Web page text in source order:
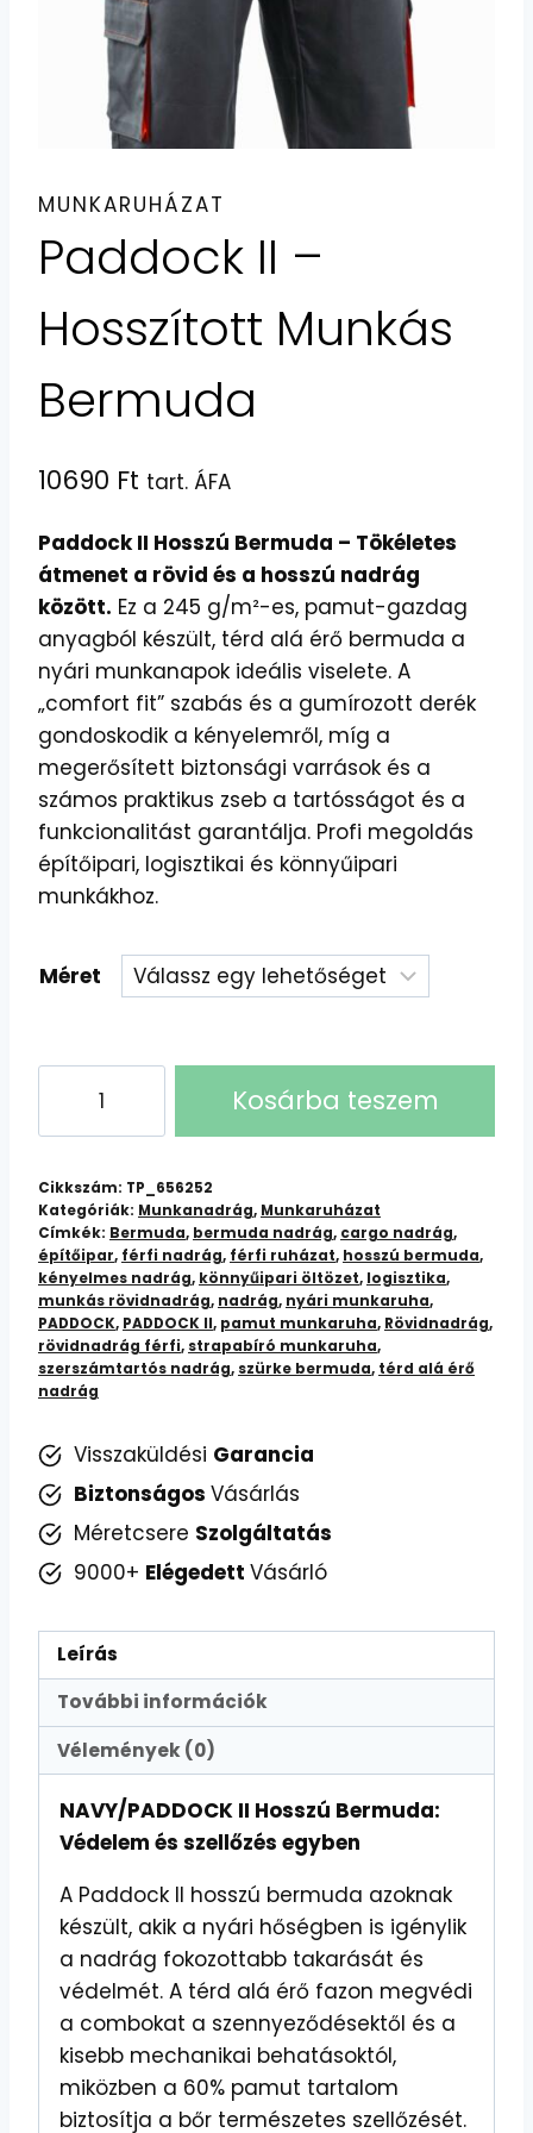
MUNKARUHÁZAT
Paddock II –
Hosszított Munkás
Bermuda
10690 Ft tart. ÁFA
Paddock II Hosszú Bermuda – Tökéletes
átmenet a rövid és a hosszú nadrág
között. Ez a 245 g/m²-es, pamut-gazdag
anyagból készült, térd alá érő bermuda a
nyári munkanapok ideális viselete. A
„comfort fit” szabás és a gumírozott derék
gondoskodik a kényelemről, míg a
megerősített biztonsági varrások és a
számos praktikus zseb a tartósságot és a
funkcionalitást garantálja. Profi megoldás
építőipari, logisztikai és könnyűipari
munkákhoz.
Méret
–
Hosszított
Munkás
Bermuda
mennyiség
Kosárba teszem
Cikkszám: TP_656252
Kategóriák: Munkanadrág, Munkaruházat
Címkék: Bermuda, bermuda nadrág, cargo nadrág,
építőipar, férfi nadrág, férfi ruházat, hosszú bermuda,
kényelmes nadrág, könnyűipari öltözet, logisztika,
munkás rövidnadrág, nadrág, nyári munkaruha,
PADDOCK, PADDOCK II, pamut munkaruha, Rövidnadrág,
rövidnadrág férfi, strapabíró munkaruha,
szerszámtartós nadrág, szürke bermuda, térd alá érő
nadrág
Visszaküldési Garancia
Biztonságos Vásárlás
Méretcsere Szolgáltatás
9000+ Elégedett Vásárló
Leírás
További információk
Vélemények (0)
NAVY/PADDOCK II Hosszú Bermuda:
Védelem és szellőzés egyben
A Paddock II hosszú bermuda azoknak
készült, akik a nyári hőségben is igénylik
a nadrág fokozottabb takarását és
védelmét. A térd alá érő fazon megvédi
a combokat a szennyeződésektől és a
kisebb mechanikai behatásoktól,
miközben a 60% pamut tartalom
biztosítja a bőr természetes szellőzését.